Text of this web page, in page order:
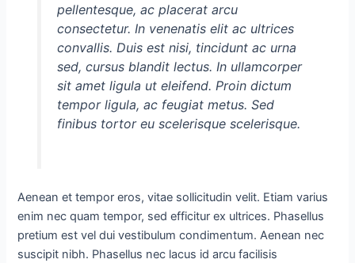
pellentesque, ac placerat arcu
consectetur. In venenatis elit ac ultrices
convallis. Duis est nisi, tincidunt ac urna
sed, cursus blandit lectus. In ullamcorper
sit amet ligula ut eleifend. Proin dictum
tempor ligula, ac feugiat metus. Sed
finibus tortor eu scelerisque scelerisque.
Aenean et tempor eros, vitae sollicitudin velit. Etiam varius
enim nec quam tempor, sed efficitur ex ultrices. Phasellus
pretium est vel dui vestibulum condimentum. Aenean nec
suscipit nibh. Phasellus nec lacus id arcu facilisis